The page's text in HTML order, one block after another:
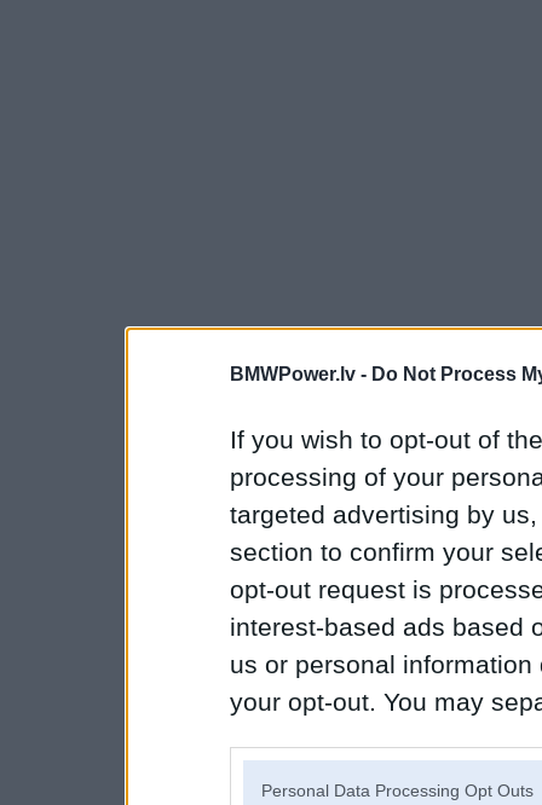
BMWPower.lv - Do Not Process
If you wish to opt-out of
processing of your
targeted advertising by
section to confirm your
opt-out request is
interest-based ads based
us or personal
your opt-out. You may
Personal Data Processing Opt Outs